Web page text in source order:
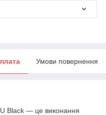
Умови повернення
Black — це виконання